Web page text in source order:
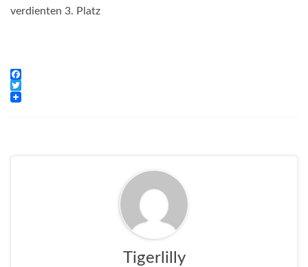
verdienten 3. Platz
F
a
T
Tigerlilly